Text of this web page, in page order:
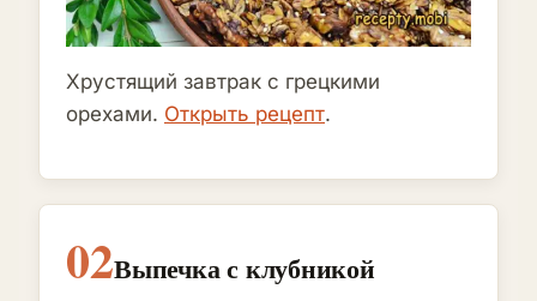
Хрустящий завтрак с грецкими
орехами. Открыть рецепт.
02Выпечка с клубникой